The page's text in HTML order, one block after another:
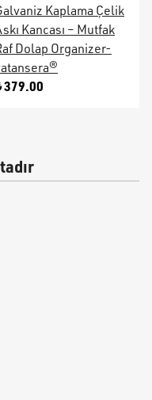
Kaplama Çelik
Kancası – Mutfak
Dolap Organizer-
379.00